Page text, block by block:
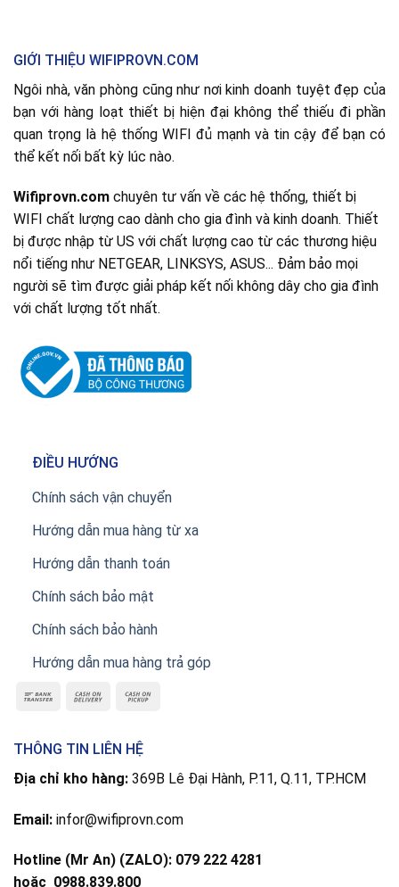
GIỚI THIỆU WIFIPROVN.COM
Ngôi nhà, văn phòng cũng như nơi kinh doanh tuyệt đẹp của
bạn với hàng loạt thiết bị hiện đại không thể thiếu đi phần
quan trọng là hệ thống WIFI đủ mạnh và tin cậy để bạn có
thể kết nối bất kỳ lúc nào.
Wifiprovn.com chuyên tư vấn về các hệ thống, thiết bị
WIFI chất lượng cao dành cho gia đình và kinh doanh. Thiết
bị được nhập từ US với chất lượng cao từ các thương hiệu
nổi tiếng như NETGEAR, LINKSYS, ASUS... Đảm bảo mọi
người sẽ tìm được giải pháp kết nối không dây cho gia đình
với chất lượng tốt nhất.
ĐIỀU HƯỚNG
Chính sách vận chuyển
Hướng dẫn mua hàng từ xa
Hướng dẫn thanh toán
Chính sách bảo mật
Chính sách bảo hành
Hướng dẫn mua hàng trả góp
THÔNG TIN LIÊN HỆ
Địa chỉ kho hàng: 369B Lê Đại Hành, P.11, Q.11, TP.HCM
Email: infor@wifiprovn.com
Hotline (Mr An) (ZALO): 079 222 4281
hoặc 0988.839.800